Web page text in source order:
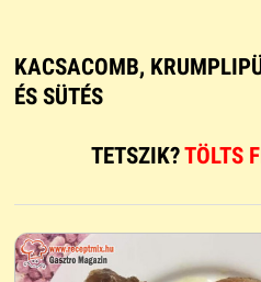
KACSACOMB,
ÉS SÜTÉS
TETSZIK?TÖLTS